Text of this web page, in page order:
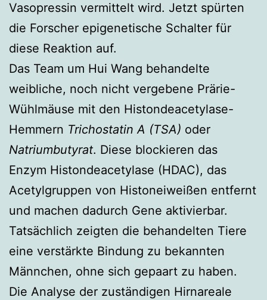
Vasopressin vermittelt wird. Jetzt spürten
die Forscher epigenetische Schalter für
diese Reaktion auf.
Das Team um Hui Wang behandelte
weibliche, noch nicht vergebene Prärie-
Wühlmäuse mit den Histondeacetylase-
Hemmern Trichostatin A (TSA) oder
Natriumbutyrat. Diese blockieren das
Enzym Histondeacetylase (HDAC), das
Acetylgruppen von Histoneiweißen entfernt
und machen dadurch Gene aktivierbar.
Tatsächlich zeigten die behandelten Tiere
eine verstärkte Bindung zu bekannten
Männchen, ohne sich gepaart zu haben.
Die Analyse der zuständigen Hirnareale